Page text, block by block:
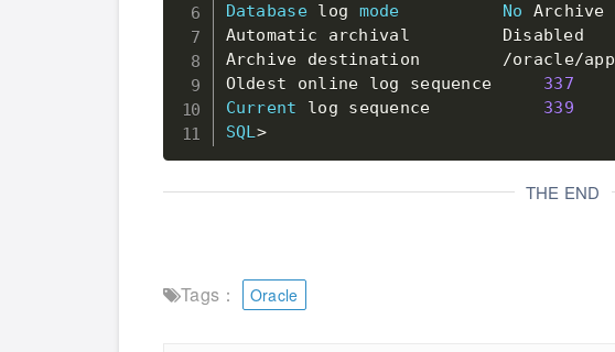
Database log mode No Archive
Automatic archival         Disabled
Archive destination /oracle/app
Oldest online log sequence 337
Current log sequence 339
SQL>
THE END
Tags： Oracle